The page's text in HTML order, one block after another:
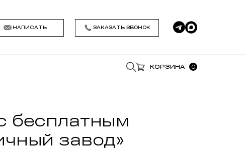
НАПИСАТЬ ЗАКАЗАТЬ ЗВОНОК
КОРЗИНА 0
бесплатным
завод»